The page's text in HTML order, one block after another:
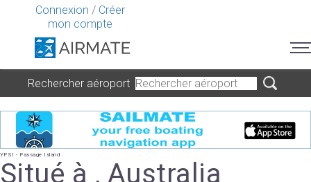
Connexion / Créer
mon compte
Rechercher aéroport
YPSI - Passage Island
Situé à , Australia